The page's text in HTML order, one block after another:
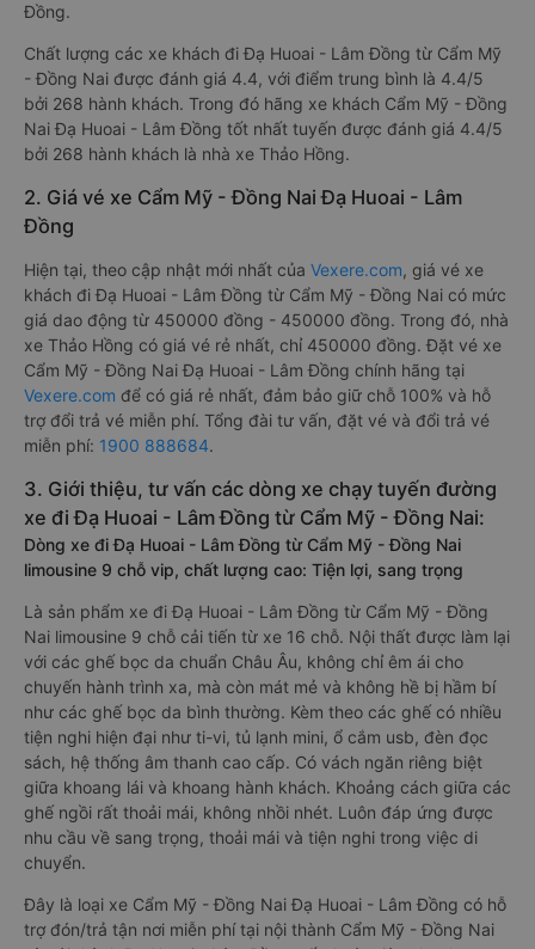
Đồng.
Chất lượng các xe khách đi Đạ Huoai - Lâm Đồng từ Cẩm Mỹ
- Đồng Nai được đánh giá 4.4, với điểm trung bình là 4.4/5
bởi 268 hành khách. Trong đó hãng xe khách Cẩm Mỹ - Đồng
Nai Đạ Huoai - Lâm Đồng tốt nhất tuyến được đánh giá 4.4/5
bởi 268 hành khách là nhà xe Thảo Hồng.
2. Giá vé xe Cẩm Mỹ - Đồng Nai Đạ Huoai - Lâm
Đồng
Hiện tại, theo cập nhật mới nhất của Vexere.com, giá vé xe
khách đi Đạ Huoai - Lâm Đồng từ Cẩm Mỹ - Đồng Nai có mức
giá dao động từ 450000 đồng - 450000 đồng. Trong đó, nhà
xe Thảo Hồng có giá vé rẻ nhất, chỉ 450000 đồng. Đặt vé xe
Cẩm Mỹ - Đồng Nai Đạ Huoai - Lâm Đồng chính hãng tại
Vexere.com để có giá rẻ nhất, đảm bảo giữ chỗ 100% và hỗ
trợ đổi trả vé miễn phí. Tổng đài tư vấn, đặt vé và đổi trả vé
miễn phí: 1900 888684.
3. Giới thiệu, tư vấn các dòng xe chạy tuyến đường
xe đi Đạ Huoai - Lâm Đồng từ Cẩm Mỹ - Đồng Nai:
Dòng xe đi Đạ Huoai - Lâm Đồng từ Cẩm Mỹ - Đồng Nai
limousine 9 chỗ vip, chất lượng cao: Tiện lợi, sang trọng
Là sản phẩm xe đi Đạ Huoai - Lâm Đồng từ Cẩm Mỹ - Đồng
Nai limousine 9 chỗ cải tiến từ xe 16 chỗ. Nội thất được làm lại
với các ghế bọc da chuẩn Châu Âu, không chỉ êm ái cho
chuyến hành trình xa, mà còn mát mẻ và không hề bị hầm bí
như các ghế bọc da bình thường. Kèm theo các ghế có nhiều
tiện nghi hiện đại như ti-vi, tủ lạnh mini, ổ cắm usb, đèn đọc
sách, hệ thống âm thanh cao cấp. Có vách ngăn riêng biệt
giữa khoang lái và khoang hành khách. Khoảng cách giữa các
ghế ngồi rất thoải mái, không nhồi nhét. Luôn đáp ứng được
nhu cầu về sang trọng, thoải mái và tiện nghi trong việc di
chuyển.
Đây là loại xe Cẩm Mỹ - Đồng Nai Đạ Huoai - Lâm Đồng có hỗ
trợ đón/trả tận nơi miễn phí tại nội thành Cẩm Mỹ - Đồng Nai